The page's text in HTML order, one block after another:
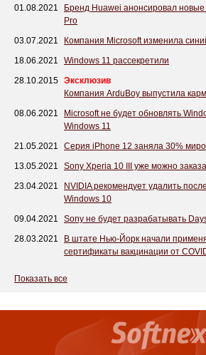
01.08.2021
Бренд Huawei анонсировал
Pro
03.07.2021
Компания Microsoft изменила
18.06.2021
Windows 11 рассекретили
28.10.2015 Эксклюзив
Компания ArduBoy выпустила
08.06.2021
Microsoft не будет обновлять
Windows 11
21.05.2021
Серия iPhone 12 заняла 30%
13.05.2021
Sony Xperia 10 III уже можно
23.04.2021
NVIDIA рекомендует удалить
Windows 10
09.04.2021
Sony не будет разрабатывать
28.03.2021
В штате Нью-Йорк начали
сертификаты вакцинации от
Показать все